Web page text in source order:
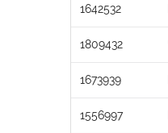
1642532
1809432
1673939
1556997